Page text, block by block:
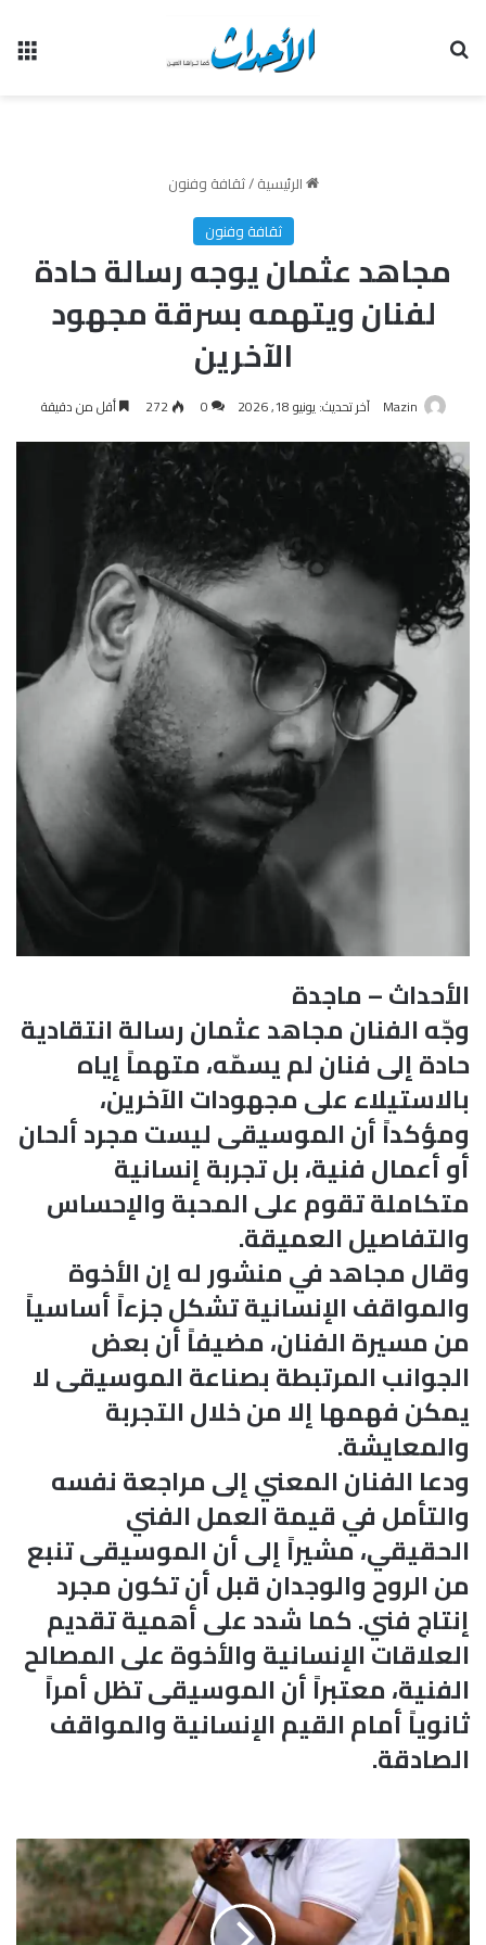
الرئيسية/ثقافة وفنون
ثقافة وفنون
مجاهد عثمان يوجه رسالة حادة
لفنان ويتهمه بسرقة مجهود
الآخرين
Mazin آخر تحديث: يونيو 18, 2026 0
272 أقل من دقيقة
الأحداث – ماجدة
وجّه الفنان مجاهد عثمان رسالة انتقادية
حادة إلى فنان لم يسمّه، متهماً إياه
بالاستيلاء على مجهودات الآخرين،
ومؤكداً أن الموسيقى ليست مجرد ألحان
أو أعمال فنية، بل تجربة إنسانية
متكاملة تقوم على المحبة والإحساس
والتفاصيل العميقة.
وقال مجاهد في منشور له إن الأخوة
والمواقف الإنسانية تشكل جزءاً أساسياً
من مسيرة الفنان، مضيفاً أن بعض
الجوانب المرتبطة بصناعة الموسيقى لا
يمكن فهمها إلا من خلال التجربة
والمعايشة.
ودعا الفنان المعني إلى مراجعة نفسه
والتأمل في قيمة العمل الفني
الحقيقي، مشيراً إلى أن الموسيقى تنبع
من الروح والوجدان قبل أن تكون مجرد
إنتاج فني. كما شدد على أهمية تقديم
العلاقات الإنسانية والأخوة على المصالح
الفنية، معتبراً أن الموسيقى تظل أمراً
ثانوياً أمام القيم الإنسانية والمواقف
الصادقة.
و
ل
ي
د